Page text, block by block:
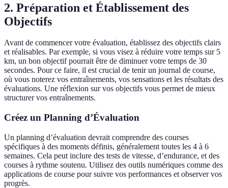
2. Préparation et Établissement des
Objectifs
Avant de commencer votre évaluation, établissez des objectifs clairs
et réalisables. Par exemple, si vous visez à réduire votre temps sur 5
km, un bon objectif pourrait être de diminuer votre temps de 30
secondes. Pour ce faire, il est crucial de tenir un journal de course,
où vous noterez vos entraînements, vos sensations et les résultats des
évaluations. Une réflexion sur vos objectifs vous permet de mieux
structurer vos entraînements.
Créez un Planning d’Évaluation
Un planning d’évaluation devrait comprendre des courses
spécifiques à des moments définis, généralement toutes les 4 à 6
semaines. Cela peut inclure des tests de vitesse, d’endurance, et des
courses à rythme soutenu. Utilisez des outils numériques comme des
applications de course pour suivre vos performances et observer vos
progrès.